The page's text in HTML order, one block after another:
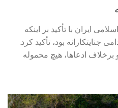
ایران با تأکید بر اینکه
جنایتکارانه بود، تأکید کرد:
برخلاف ادعاها، هیچ محموله